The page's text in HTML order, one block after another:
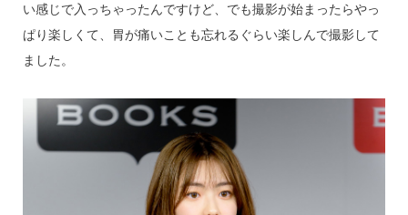
い感じで入っちゃったんですけど、でも撮影が始まったらやっ
ぱり楽しくて、胃が痛いことも忘れるぐらい楽しんで撮影して
ました。